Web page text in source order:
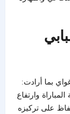
بما أرادت:
وارتفاع
على تركيزه